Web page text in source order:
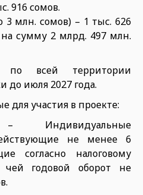
916 сомов.
3 млн. сомов) – 1 тыс. 626
сумму 2 млрд. 497 млн.
по всей территории
до июля 2027 года.
для участия в проекте:
не менее 6
согласно налоговому
чей годовой оборот не